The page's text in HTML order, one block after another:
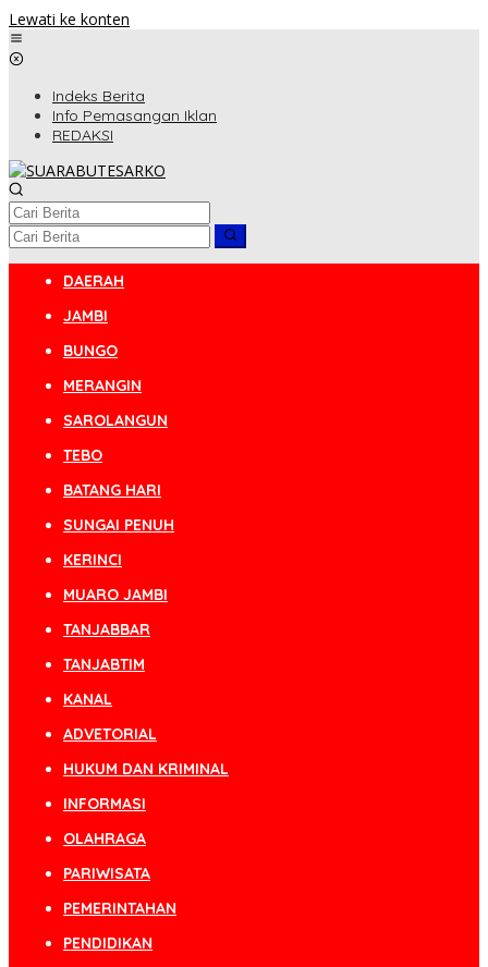
Lewati ke konten
Indeks Berita
Info Pemasangan Iklan
REDAKSI
DAERAH
JAMBI
BUNGO
MERANGIN
SAROLANGUN
TEBO
BATANG HARI
SUNGAI PENUH
KERINCI
MUARO JAMBI
TANJABBAR
TANJABTIM
KANAL
ADVETORIAL
HUKUM DAN KRIMINAL
INFORMASI
OLAHRAGA
PARIWISATA
PEMERINTAHAN
PENDIDIKAN